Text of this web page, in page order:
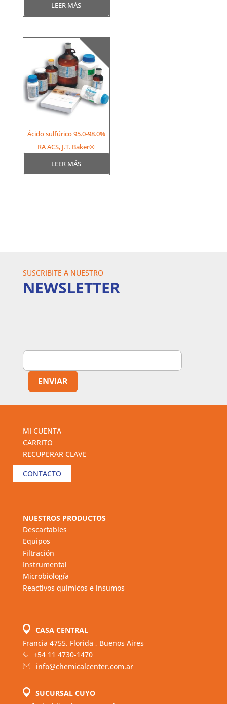
LEER MÁS
Ácido sulfúrico 95.0-98.0%
RA ACS, J.T. Baker®
LEER MÁS
SUSCRIBITE A NUESTRO
NEWSLETTER
MI CUENTA
CARRITO
RECUPERAR CLAVE
CONTACTO
NUESTROS PRODUCTOS
Descartables
Equipos
Filtración
Instrumental
Microbiología
Reactivos químicos e insumos
CASA CENTRAL
Francia 4755. Florida , Buenos Aires
+54 11 4730-1470
info@chemicalcenter.com.ar
SUCURSAL CUYO